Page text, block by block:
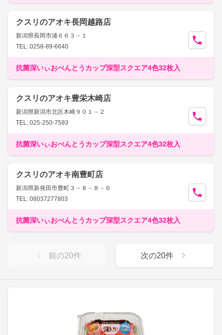
クスリのアオキ長岡越路店
新潟県長岡市浦６６３－１
TEL: 0258-89-6640
抗菌深いぃおべんとうカップ深型スクエア4色32枚入
クスリのアオキ豊栄木崎店
新潟県新潟市北区木崎９０１－２
TEL: 025-250-7593
抗菌深いぃおべんとうカップ深型スクエア4色32枚入
クスリのアオキ南豊町店
新潟県新発田市豊町３－８－８－６
TEL: 08037277803
抗菌深いぃおべんとうカップ深型スクエア4色32枚入
前の20件 次の20件